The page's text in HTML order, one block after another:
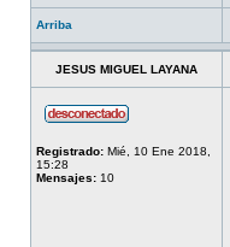
Arriba
JESUS MIGUEL LAYANA
Registrado: Mié, 10 Ene 2018,
15:28
Mensajes: 10